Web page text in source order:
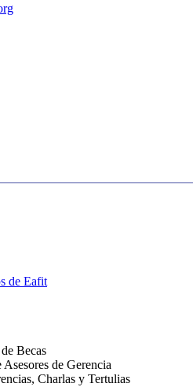
de Eafit
Becas
de Gerencia
Charlas y Tertulias